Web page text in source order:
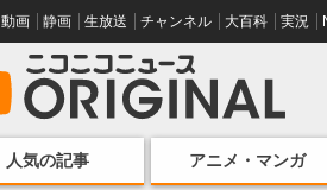
動画 静画 生放送 チャンネル 大百科 実況
人気の記事 アニメ・マンガ